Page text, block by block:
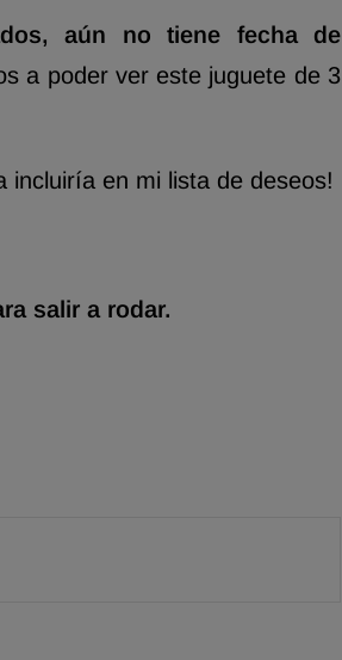
aún no tiene fecha de
a poder ver este juguete de 3
incluiría en mi lista de deseos!
salir a rodar.